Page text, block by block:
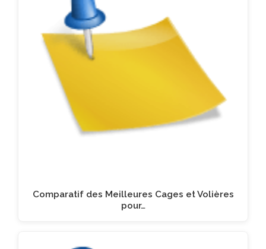
Comparatif des Meilleures Cages et Volières
pour…